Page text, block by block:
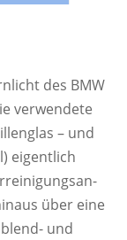
des BMW
ver­wen­dete
– und
ei­gent­lich
über eine
und